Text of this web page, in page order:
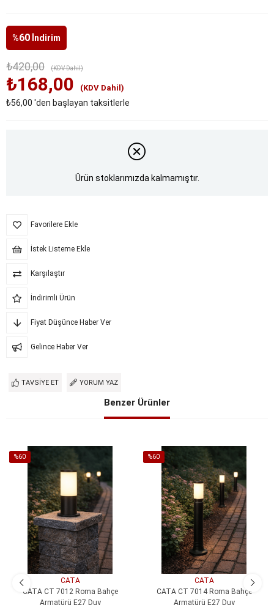
%60 İndirim
₺420,00 (KDV Dahil)
₺168,00 (KDV Dahil)
₺56,00 'den başlayan taksitlerle
Ürün stoklarımızda kalmamıştır.
Favorilere Ekle
İstek Listeme Ekle
Karşılaştır
İndirimli Ürün
Fiyat Düşünce Haber Ver
Gelince Haber Ver
TAVSIYE ET YORUM YAZ
Benzer Ürünler
%60
%60İndirim
CATA
CATA CT 7012 Roma Bahçe
Armatürü E27 Duy
%60
İndirim
%60İndirim
CATA
CATA CT 7014 Roma Bahçe
Armatürü E27 Duy